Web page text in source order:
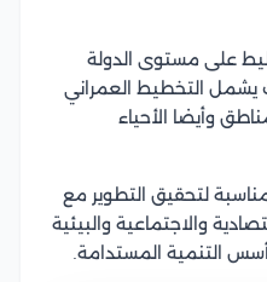
على مستوى الدولة
يشمل التخطيط العمراني
وأيضا الأحياء
لتحقيق التطوير مع
والاجتماعية والبيئية
التنمية المستدامة.